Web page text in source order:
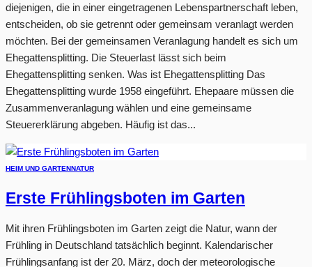
diejenigen, die in einer eingetragenen Lebenspartnerschaft leben,
entscheiden, ob sie getrennt oder gemeinsam veranlagt werden
möchten. Bei der gemeinsamen Veranlagung handelt es sich um
Ehegattensplitting. Die Steuerlast lässt sich beim
Ehegattensplitting senken. Was ist Ehegattensplitting Das
Ehegattensplitting wurde 1958 eingeführt. Ehepaare müssen die
Zusammenveranlagung wählen und eine gemeinsame
Steuererklärung abgeben. Häufig ist das...
HEIM UND GARTEN NATUR
Erste Frühlingsboten im Garten
Mit ihren Frühlingsboten im Garten zeigt die Natur, wann der
Frühling in Deutschland tatsächlich beginnt. Kalendarischer
Frühlingsanfang ist der 20. März, doch der meteorologische